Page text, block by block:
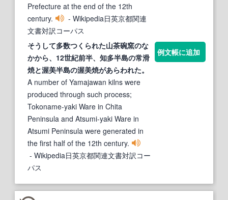
Prefecture at the end of the 12th
century.
- Wikipedia日英京都関連
文書対訳コーパス
そうして多数つくられた山茶碗窯のな
かから、12世紀前半、知多半島の常滑
焼と渥美半島の渥美焼があらわれた。
A number of Yamajawan kilns were
produced through such process;
Tokoname-yaki Ware in Chita
Peninsula and Atsumi-yaki Ware in
Atsumi Peninsula were generated in
the first half of the 12th century.
- Wikipedia日英京都関連文書対訳コー
パス
例文帳に追加